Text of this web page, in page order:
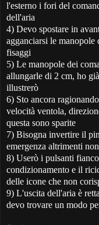
l'esterno i fori del
dell'aria
4) Devo spostare in
agganciarsi le manopole
fisaggi
5) Le manopole dei
allungarle di 2 cm, ho
illustrerò
6) Sto ancora
velocità ventola,
questa sono sparite
7) Bisogna invertire il
emergenza altrimenti
8) Userò i pulsanti
condizionamento e il
delle icone che non
9) L'uscita dell'aria è
devo trovare un modo